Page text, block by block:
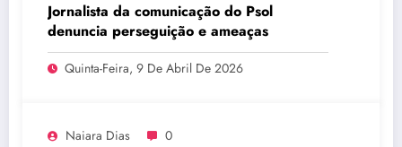
Jornalista da comunicação do Psol
denuncia perseguição e ameaças
Quinta-Feira, 9 De Abril De 2026
Naiara Dias 0